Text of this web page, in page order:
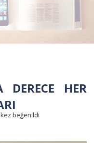
DERECE HER
kez beğenildi